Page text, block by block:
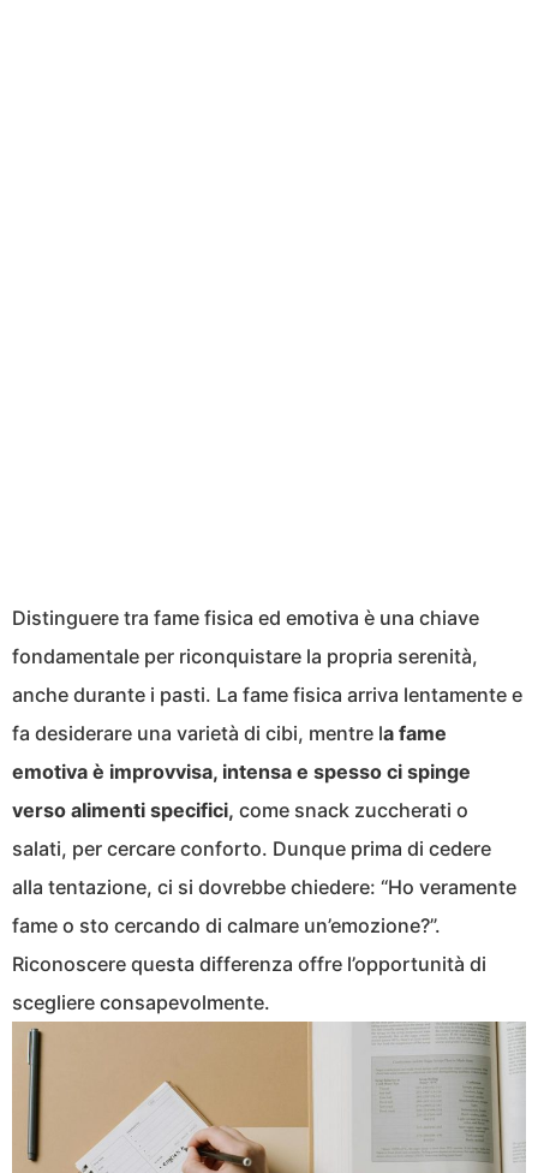
Distinguere tra fame fisica ed emotiva è una chiave
fondamentale per riconquistare la propria serenità,
anche durante i pasti. La fame fisica arriva lentamente e
fa desiderare una varietà di cibi, mentre la fame
emotiva è improvvisa, intensa e spesso ci spinge
verso alimenti specifici, come snack zuccherati o
salati, per cercare conforto. Dunque prima di cedere
alla tentazione, ci si dovrebbe chiedere: “Ho veramente
fame o sto cercando di calmare un’emozione?”.
Riconoscere questa differenza offre l’opportunità di
scegliere consapevolmente.